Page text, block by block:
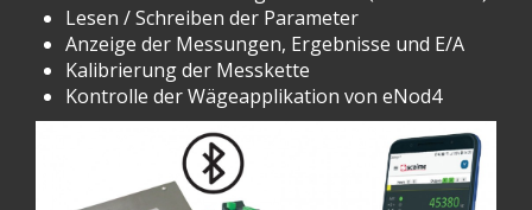
Lesen / Schreiben der Parameter
Anzeige der Messungen, Ergebnisse und E/A
Kalibrierung der Messkette
Kontrolle der Wägeapplikation von eNod4